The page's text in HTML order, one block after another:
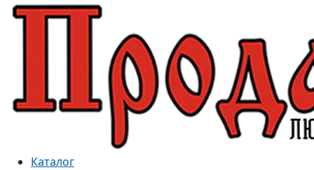
Каталог